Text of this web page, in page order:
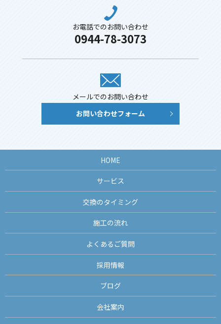
お電話でのお問い合わせ
0944-78-3073
メールでのお問い合わせ
お問い合わせフォーム
HOME
サービス
交換のタイミング
施工の流れ
よくあるご質問
採用情報
ブログ
会社案内